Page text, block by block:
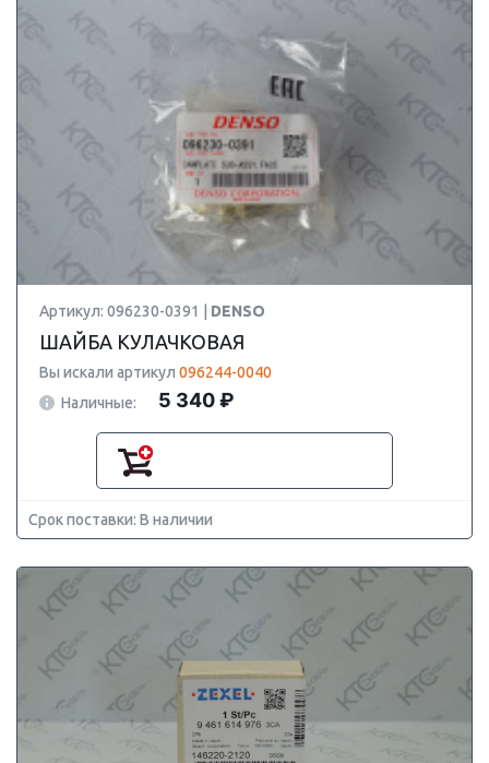
Артикул: 096230-0391 | DENSO
ШАЙБА КУЛАЧКОВАЯ
Вы искали артикул 096244-0040
Наличные:
5 340 ₽
Срок поставки: В наличии